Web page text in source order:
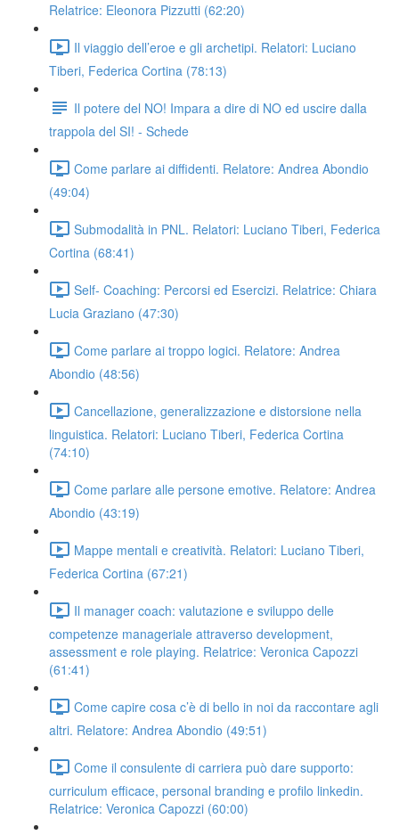
Relatrice: Eleonora Pizzutti (62:20)
Il viaggio dell’eroe e gli archetipi. Relatori: Luciano
Tiberi, Federica Cortina (78:13)
Il potere del NO! Impara a dire di NO ed uscire dalla
trappola del SI! - Schede
Come parlare ai diffidenti. Relatore: Andrea Abondio
(49:04)
Submodalità in PNL. Relatori: Luciano Tiberi, Federica
Cortina (68:41)
Self- Coaching: Percorsi ed Esercizi. Relatrice: Chiara
Lucia Graziano (47:30)
Come parlare ai troppo logici. Relatore: Andrea
Abondio (48:56)
Cancellazione, generalizzazione e distorsione nella
linguistica. Relatori: Luciano Tiberi, Federica Cortina
(74:10)
Come parlare alle persone emotive. Relatore: Andrea
Abondio (43:19)
Mappe mentali e creatività. Relatori: Luciano Tiberi,
Federica Cortina (67:21)
Il manager coach: valutazione e sviluppo delle
competenze manageriale attraverso development,
assessment e role playing. Relatrice: Veronica Capozzi
(61:41)
Come capire cosa c’è di bello in noi da raccontare agli
altri. Relatore: Andrea Abondio (49:51)
Come il consulente di carriera può dare supporto:
curriculum efficace, personal branding e profilo linkedin.
Relatrice: Veronica Capozzi (60:00)